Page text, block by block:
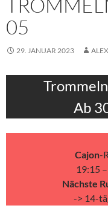
05
29. JANUAR 2023
Ab
Cajon-
19:15
Nächste
-> 14-